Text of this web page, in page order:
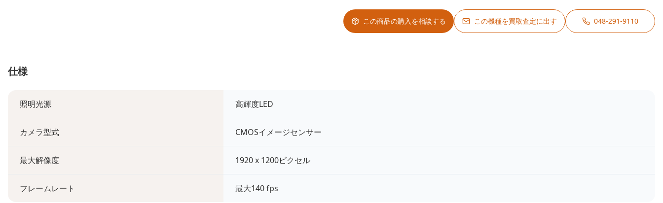
この商品の購入を相談する この機種を買取査定に出す 048-291-9110
仕様
照明光源 高輝度LED
カメラ型式 CMOSイメージセンサー
最大解像度 1920 x 1200ピクセル
フレームレート 最大140 fps